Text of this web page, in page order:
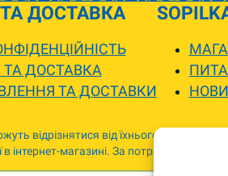
ДОСТАВКА
ДОСТАВКА
ТА ДОСТАВКИ
відрізнятися від їхнього фактичного
в інтернет-магазині. За потреби ми